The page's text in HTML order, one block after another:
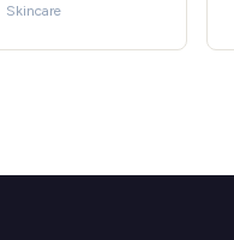
Skincare